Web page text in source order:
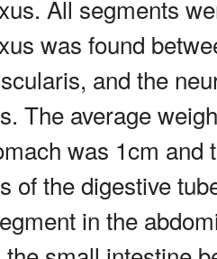
All segments
was found
and the
The average
was 1cm
of the digestive
in the